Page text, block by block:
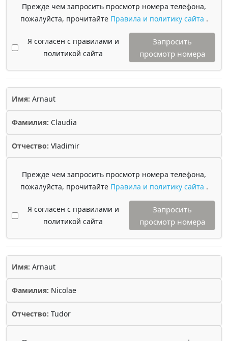
Прежде чем запросить просмотр номера телефона,
пожалуйста, прочитайте Правила и политику сайта .
Я согласен с правилами и
политикой сайта
Запросить
просмотр номера
Имя: Arnaut
Фамилия: Claudia
Отчество: Vladimir
Прежде чем запросить просмотр номера телефона,
пожалуйста, прочитайте Правила и политику сайта .
Я согласен с правилами и
политикой сайта
Запросить
просмотр номера
Имя: Arnaut
Фамилия: Nicolae
Отчество: Tudor